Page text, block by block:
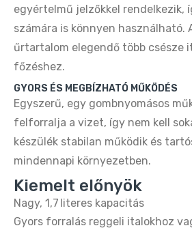
Buydeem DT620E Retro
Kenyérpirító – Zöld,
Buydeem DT640E Retro
Kenyérpirító – Zöld, 7
18.790 Ft 34.990 Ft
Buydeem DT640E 4
retro citromsárga design
19.990 Ft 34.990 Ft
egyértelmű jelzőkkel rendelkezik,
számára is könnyen használható.
űrtartalom elegendő több csésze
főzéshez.
GYORS ÉS MEGBÍZHATÓ MŰKÖDÉS
Egyszerű, egy gombnyomásos
felforralja a vizet, így nem kell
készülék stabilan működik és
mindennapi környezetben.
Kiemelt előnyök
Nagy, 1,7 literes kapacitás
Gyors forralás reggeli italokhoz